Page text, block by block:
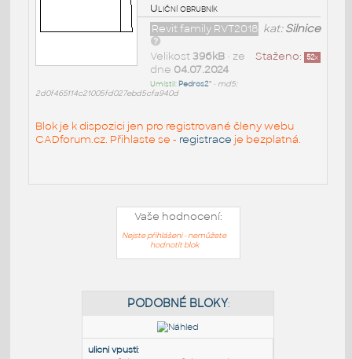
Uliční obrubník
kat:Silnice
Revit family RVT2018
Staženo: 52x
Velikost396kB• ze
dne 04.07.2024
Umístil: Pedros2^ • md5:
2d0f465114c21005fd027ebd5cfa940d
Blok je k dispozici jen pro registrované členy webu
CADforum.cz. Přihlaste se - registrace je bezplatná.
Vaše hodnocení:
Nejste přihlášeni - nemůžete
hodnotit blok